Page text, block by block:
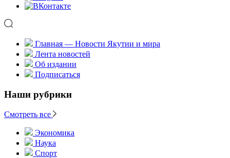
Главная — Новости Якутии и мира
Лента новостей
Об издании
Подписаться
Наши рубрики
Смотреть все
Экономика
Наука
Спорт